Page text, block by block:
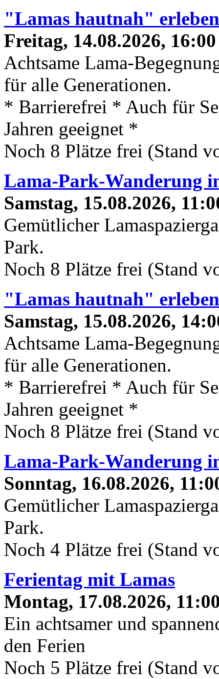
"Lamas hautnah" erleben
Freitag, 14.08.2026,
Achtsame Lama-
für alle Generationen.
* Barrierefrei * Auch für
Jahren geeignet *
Noch 8 Plätze frei (Stand
Lama-Park-Wanderung
Samstag, 15.08.2026,
Gemütlicher
Park.
Noch 8 Plätze frei (Stand
"Lamas hautnah" erleben
Samstag, 15.08.2026,
Achtsame Lama-
für alle Generationen.
* Barrierefrei * Auch für
Jahren geeignet *
Noch 8 Plätze frei (Stand
Lama-Park-Wanderung
Sonntag, 16.08.2026,
Gemütlicher
Park.
Noch 4 Plätze frei (Stand
Ferientag mit Lamas
Montag, 17.08.2026,
Ein achtsamer und
den Ferien
Noch 5 Plätze frei (Stand